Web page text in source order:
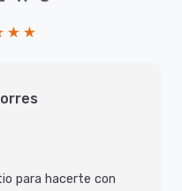
para hacerte con